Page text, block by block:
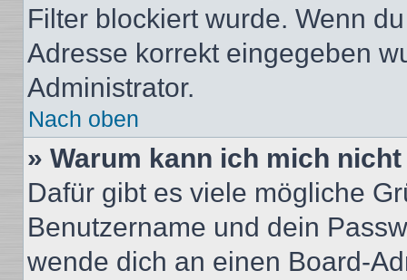
Filter blockiert wurde. Wenn
Adresse korrekt eingegeben
Administrator.
Nach oben
» Warum kann ich mich
Dafür gibt es viele mögliche
Benutzername und dein
wende dich an einen Board-